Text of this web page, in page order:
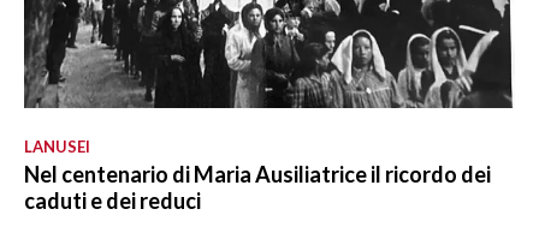
LANUSEI
Nel centenario di Maria Ausiliatrice il ricordo dei
caduti e dei reduci